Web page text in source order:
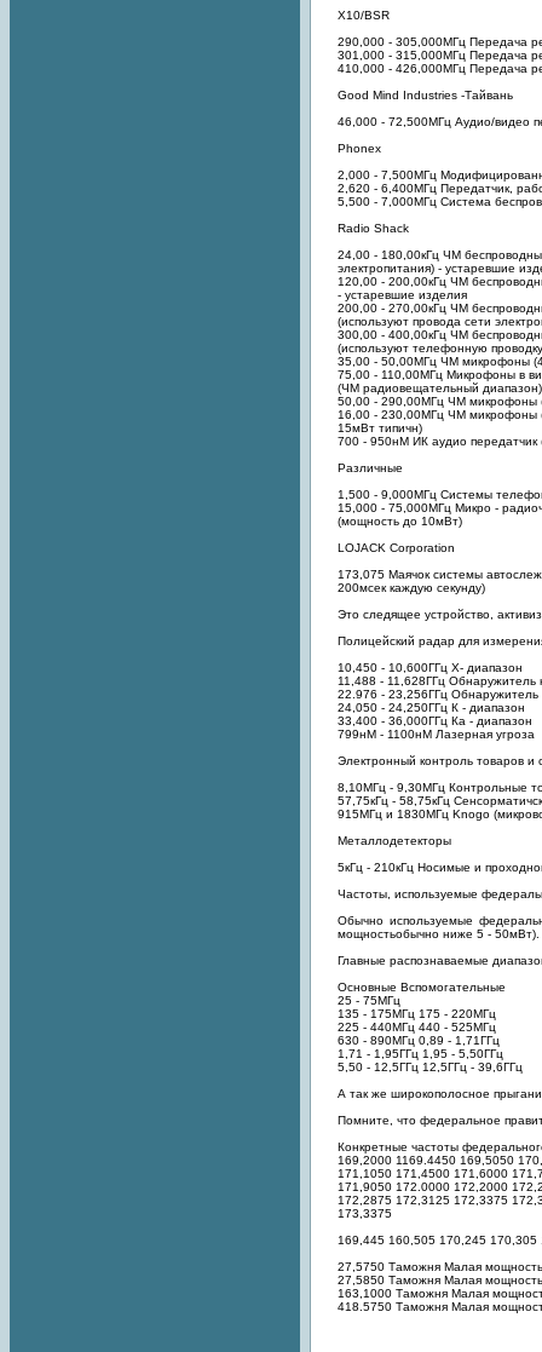
X10/BSR
290,000 - 305,000МГц Передача
301,000 - 315,000МГц Передача
410,000 - 426,000МГц Передача
Good Mind Industries -Тайвань
46,000 - 72,500МГц Аудио/видео
Phonex
2,000 - 7,500МГц
2,620 - 6,400МГц Передатчик,
5,500 - 7,000МГц Система
Radio Shack
24,00 - 180,00кГц ЧМ
электропитания) - устаревшие
120,00 - 200,00кГц ЧМ
- устаревшие изделия
200,00 - 270,00кГц ЧМ
(используют провода сети
300,00 - 400,00кГц ЧМ
(используют телефонную
35,00 - 50,00МГц ЧМ микрофоны
75,00 - 110,00МГц Микрофоны в
(ЧМ радиовещательный диапазон)
50,00 - 290,00МГц ЧМ микрофоны
16,00 - 230,00МГц ЧМ микрофоны
15мВт типичн)
700 - 950нМ ИК аудио передатчик
Различные
1,500 - 9,000МГц Системы
15,000 - 75,000МГц Микро -
(мощность до 10мВт)
LOJACK Corporation
173,075 Маячок системы
200мсек каждую секунду)
Это следящее устройство,
Полицейский радар для
10,450 - 10,600ГГц Х- диапазон
11,488 - 11,628ГГц Обнаружитель
22.976 - 23,256ГГц Обнаружитель
24,050 - 24,250ГГц К - диапазон
33,400 - 36,000ГГц Ка - диапазон
799нМ - 1100нМ Лазерная угроза
Электронный контроль товаров и
8,10МГц - 9,30МГц Контрольные
57,75кГц - 58,75кГц
915МГц и 1830МГц Knogo
Металлодетекторы
5кГц - 210кГц Носимые и
Частоты, используемые
Обычно используемые
мощностьобычно ниже 5 - 50мВт).
Главные распознаваемые
Основные Вспомогательные
25 - 75МГц
135 - 175МГц 175 - 220МГц
225 - 440МГц 440 - 525МГц
630 - 890МГц 0,89 - 1,71ГГц
1,71 - 1,95ГГц 1,95 - 5,50ГГц
5,50 - 12,5ГГц 12,5ГГц - 39,6ГГц
А так же широкополосное
Помните, что федеральное
Конкретные частоты
169,2000 1169.4450 169,5050
171,1050 171,4500 171,6000
171,9050 172.0000 172,2000
172,2875 172,3125 172,3375
173,3375
169,445 160,505 170,245
27,5750 Таможня Малая
27,5850 Таможня Малая
163,1000 Таможня Малая
418.5750 Таможня Малая